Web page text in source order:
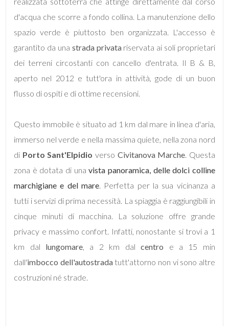
d'acqua che scorre a fondo collina. La manutenzione dello
spazio verde è piuttosto ben organizzata. L'accesso è
garantito da una strada privatariservata ai soli proprietari
dei terreni circostanti con cancello d'entrata. Il B & B,
aperto nel 2012 e tutt'ora in attività, gode di un buon
flusso di ospiti e di ottime recensioni.
Questo immobile è situato ad 1 km dal mare in linea d'aria,
immerso nel verde e nella massima quiete, nella zona nord
di Porto Sant'Elpidio verso Civitanova Marche. Questa
zona è dotata di unavista panoramica, delle dolci colline
marchigiane e del mare. Perfetta per la sua vicinanza a
tutti i servizi di prima necessità. La spiaggia è raggiungibili in
cinque minuti di macchina. La soluzione offre grande
privacy e massimo confort. Infatti, nonostante si trovi a 1
km dal lungomare, a 2 km dalcentro e a 15 min
dall'imbocco dell'autostrada tutt'attorno non vi sono altre
costruzioni né strade.
Qualsiasi
1
2
4
5
5+
Altre
opzioni
-
multiscelta